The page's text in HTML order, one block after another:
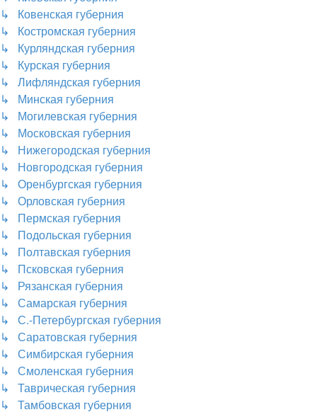
↳ Ковенская губерния
↳ Костромская губерния
↳ Курляндская губерния
↳ Курская губерния
↳ Лифляндская губерния
↳ Минская губерния
↳ Могилевская губерния
↳ Московская губерния
↳ Нижегородская губерния
↳ Новгородская губерния
↳ Оренбургская губерния
↳ Орловская губерния
↳ Пермская губерния
↳ Подольская губерния
↳ Полтавская губерния
↳ Псковская губерния
↳ Рязанская губерния
↳ Самарская губерния
↳ С.-Петербургская губерния
↳ Саратовская губерния
↳ Симбирская губерния
↳ Смоленская губерния
↳ Таврическая губерния
↳ Тамбовская губерния